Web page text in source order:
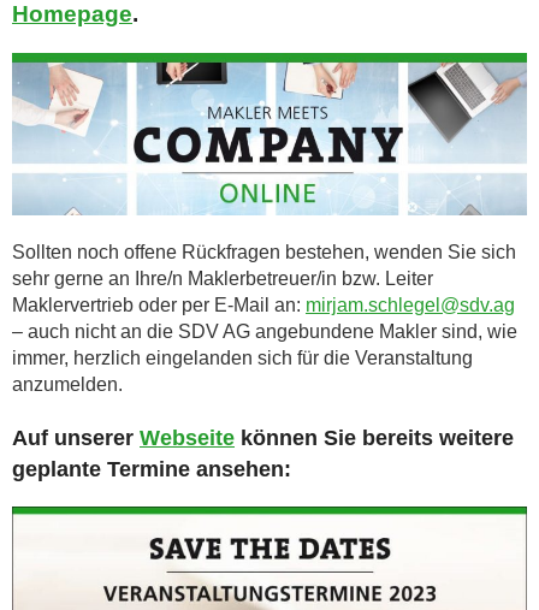
Homepage.
Sollten noch offene Rückfragen bestehen, wenden Sie sich
sehr gerne an Ihre/n Maklerbetreuer/in bzw. Leiter
Maklervertrieb oder per E-Mail an: mirjam.schlegel@sdv.ag
– auch nicht an die SDV AG angebundene Makler sind, wie
immer, herzlich eingelanden sich für die Veranstaltung
anzumelden.
Auf unserer Webseite können Sie bereits weitere
geplante Termine ansehen: